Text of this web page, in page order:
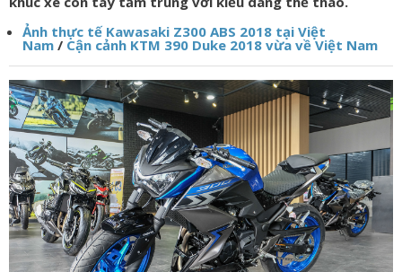
Ảnh thực tế Kawasaki Z300 ABS 2018 tại Việt
Nam / Cận cảnh KTM 390 Duke 2018 vừa về Việt Nam